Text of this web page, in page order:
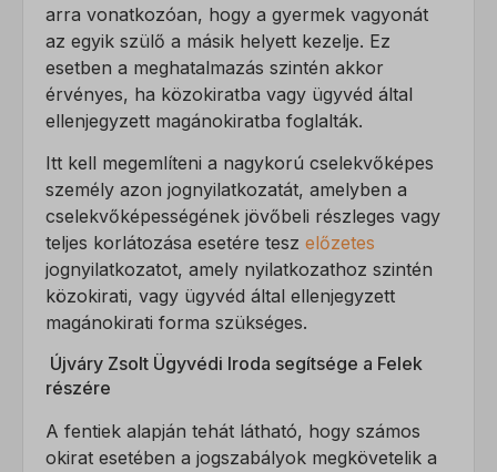
arra vonatkozóan, hogy a gyermek vagyonát
az egyik szülő a másik helyett kezelje. Ez
esetben a meghatalmazás szintén akkor
érvényes, ha közokiratba vagy ügyvéd által
ellenjegyzett magánokiratba foglalták.
Itt kell megemlíteni a nagykorú cselekvőképes
személy azon jognyilatkozatát, amelyben a
cselekvőképességének jövőbeli részleges vagy
teljes korlátozása esetére tesz előzetes
jognyilatkozatot, amely nyilatkozathoz szintén
közokirati, vagy ügyvéd által ellenjegyzett
magánokirati forma szükséges.
Újváry Zsolt Ügyvédi Iroda segítsége a Felek
részére
A fentiek alapján tehát látható, hogy számos
okirat esetében a jogszabályok megkövetelik a
sensorsdata2015jssdkcross
SL_GWPT_Show_Hide_tmp
SLO_G_WPT_TO
SLO_GWPT_Show_Hide_tmp
SLO_wptGlobTipTmp
ucp_tabs